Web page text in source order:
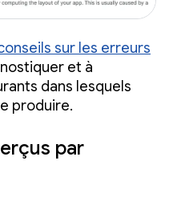
sur les erreurs
et à
dans lesquels
produire.
par